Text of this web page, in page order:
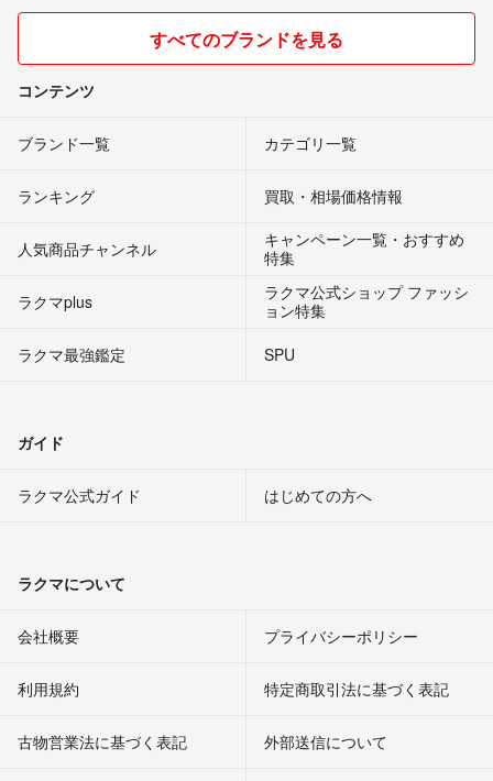
すべてのブランドを見る
コンテンツ
ブランド一覧 カテゴリ一覧
ランキング 買取・相場価格情報
人気商品チャンネル
キャンペーン一覧・おすすめ
特集
ラクマplus
ラクマ公式ショップ ファッシ
ョン特集
ラクマ最強鑑定
SPU
ガイド
ラクマ公式ガイド はじめての方へ
ラクマについて
会社概要 プライバシーポリシー
利用規約 特定商取引法に基づく表記
古物営業法に基づく表記 外部送信について